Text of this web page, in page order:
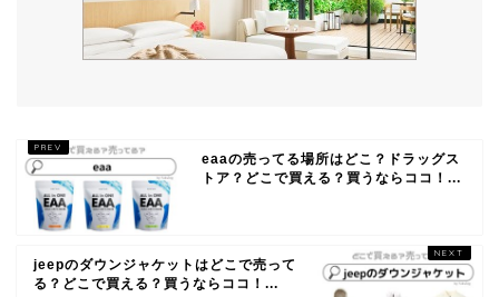
eaaの売ってる場所はどこ？ドラッグス
トア？どこで買える？買うならココ！...
jeepのダウンジャケットはどこで売って
る？どこで買える？買うならココ！...